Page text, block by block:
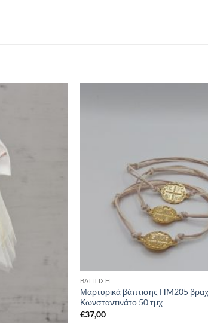
ΒΑΠΤΙΣΗ
Μαρτυρικά βάπτισης HM205
Κωνσταντινάτο 50 τμχ
€37,00